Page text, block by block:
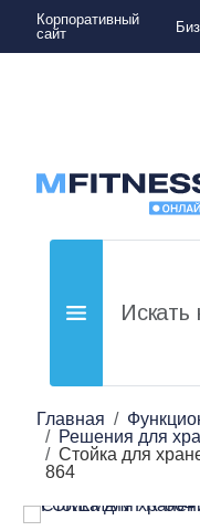
Корпоративный
сайт
Главная
Решения для
Стойка для
864